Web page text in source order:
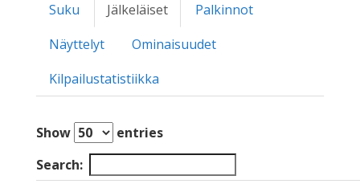
Suku Jälkeläiset
Palkinnot
Näyttelyt
Ominaisuudet
Kilpailustatistiikka
Show
entries
Search: